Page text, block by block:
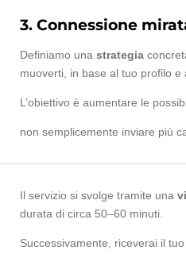
3. Connessione
Definiamo una strategia
muoverti, in base al tuo profilo e
L’obiettivo è aumentare le
non semplicemente inviare più
Il servizio si svolge tramite una
durata di circa 50–60 minuti.
Successivamente, riceverai il tuo